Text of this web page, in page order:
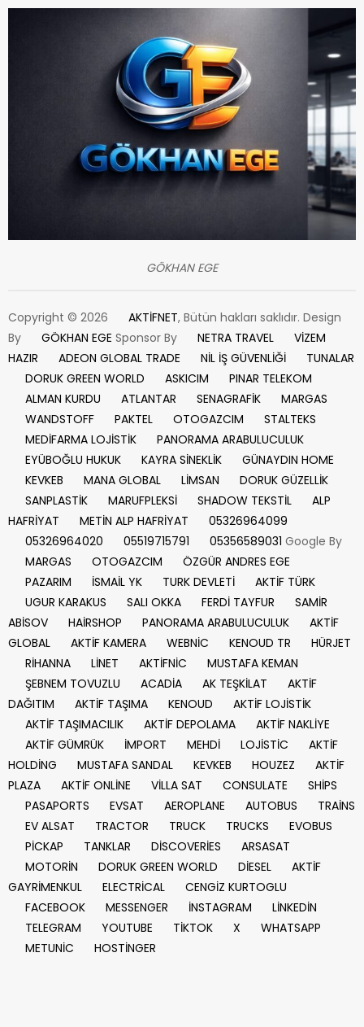
GÖKHAN EGE
Copyright © 2026 AKTİFNET, Bütün hakları saklıdır. Design
By
GÖKHAN EGE Sponsor By NETRA TRAVEL
VİZEM
HAZIR
ADEON GLOBAL TRADE NİL İŞ GÜVENLİĞİ
TUNALAR
DORUK GREEN WORLD
ASKICIM
PINAR TELEKOM
ALMAN KURDU
ATLANTAR SENAGRAFİK
MARGAS
WANDSTOFF
PAKTEL OTOGAZCIM
STALTEKS
MEDİFARMA LOJİSTİK
PANORAMA ARABULUCULUK
EYÜBOĞLU HUKUK
KAYRA SİNEKLİK
GÜNAYDIN HOME
KEVKEB
MANA GLOBAL LİMSAN
DORUK GÜZELLİK
SANPLASTİK
MARUFPLEKSİ SHADOW TEKSTİL
ALP
HAFRİYAT
METİN ALP HAFRİYAT
05326964099
05326964020
05519715791 05356589031 Google By
MARGAS
OTOGAZCIM
ÖZGÜR ANDRES EGE
PAZARIM
İSMAİL YK TURK DEVLETİ
AKTİF TÜRK
UGUR KARAKUS
SALI OKKA FERDİ TAYFUR
SAMİR
ABİSOV
HAİRSHOP PANORAMA ARABULUCULUK
AKTİF
GLOBAL
AKTİF KAMERA WEBNİC KENOUD TR
HÜRJET
RİHANNA
LİNET AKTİFNİC
MUSTAFA KEMAN
ŞEBNEM TOVUZLU
ACADİA AK TEŞKİLAT
AKTİF
DAĞITIM
AKTİF TAŞIMA KENOUD
AKTİF LOJİSTİK
AKTİF TAŞIMACILIK
AKTİF DEPOLAMA
AKTİF NAKLİYE
AKTİF GÜMRÜK
İMPORT MEHDİ LOJİSTİC
AKTİF
HOLDİNG
MUSTAFA SANDAL KEVKEB HOUZEZ
AKTİF
PLAZA
AKTİF ONLİNE VİLLA SAT CONSULATE
SHİPS
PASAPORTS
EVSAT AEROPLANE AUTOBUS
TRAİNS
EV ALSAT
TRACTOR TRUCK TRUCKS
EVOBUS
PİCKAP
TANKLAR DİSCOVERİES
ARSASAT
MOTORİN
DORUK GREEN WORLD DİESEL
AKTİF
GAYRİMENKUL
ELECTRİCAL
CENGİZ KURTOGLU
FACEBOOK
MESSENGER İNSTAGRAM
LİNKEDİN
TELEGRAM
YOUTUBE TİKTOK X
WHATSAPP
METUNİC
HOSTİNGER